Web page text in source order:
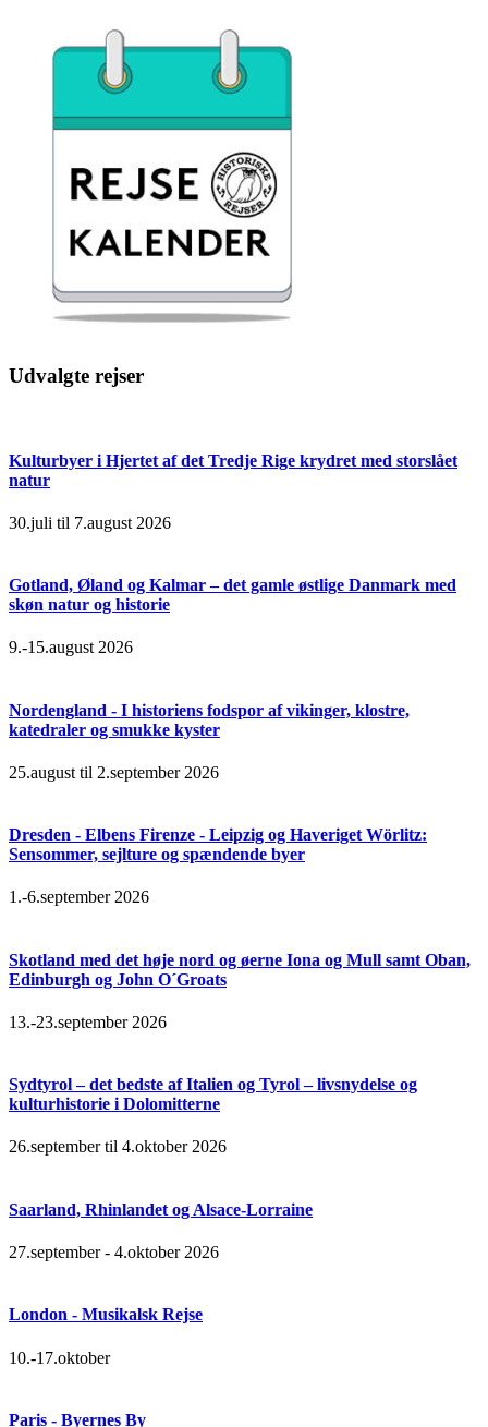
Udvalgte rejser
Kulturbyer i Hjertet af det Tredje Rige krydret med storslået
natur
30.juli til 7.august 2026
Gotland, Øland og Kalmar – det gamle østlige Danmark med
skøn natur og historie
9.-15.august 2026
Nordengland - I historiens fodspor af vikinger, klostre,
katedraler og smukke kyster
25.august til 2.september 2026
Dresden - Elbens Firenze - Leipzig og Haveriget Wörlitz:
Sensommer, sejlture og spændende byer
1.-6.september 2026
Skotland med det høje nord og øerne Iona og Mull samt Oban,
Edinburgh og John O´Groats
13.-23.september 2026
Sydtyrol – det bedste af Italien og Tyrol – livsnydelse og
kulturhistorie i Dolomitterne
26.september til 4.oktober 2026
Saarland, Rhinlandet og Alsace-Lorraine
27.september - 4.oktober 2026
London - Musikalsk Rejse
10.-17.oktober
Paris - Byernes By